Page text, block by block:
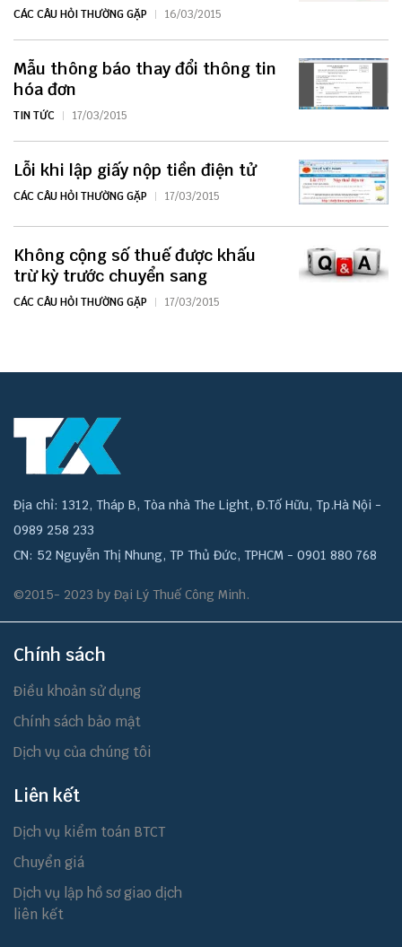
CÁC CÂU HỎI THƯỜNG GẶP 16/03/2015
Mẫu thông báo thay đổi thông tin
hóa đơn
TIN TỨC 17/03/2015
Lỗi khi lập giấy nộp tiền điện tử
CÁC CÂU HỎI THƯỜNG GẶP 17/03/2015
Không cộng số thuế được khấu
trừ kỳ trước chuyển sang
CÁC CÂU HỎI THƯỜNG GẶP 17/03/2015
Địa chỉ: 1312, Tháp B, Tòa nhà The Light, Đ.Tố Hữu, Tp.Hà Nội -
0989 258 233
CN: 52 Nguyễn Thị Nhung, TP Thủ Đức, TPHCM - 0901 880 768
©2015- 2023 by Đại Lý Thuế Công Minh.
Chính sách
Điều khoản sử dụng
Chính sách bảo mật
Dịch vụ của chúng tôi
Liên kết
Dịch vụ kiểm toán BTCT
Chuyển giá
Dịch vụ lập hồ sơ giao dịch
liên kết